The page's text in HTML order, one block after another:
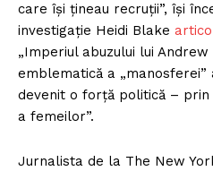
care își țineau recruții”, își
investigație Heidi Blake
„Imperiul abuzului lui
emblematică a
devenit o forță politică –
a femeilor”.
Jurnalista de la The New